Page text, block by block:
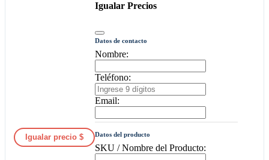
Igualar precio $
Igualar Precios
Datos de contacto
Nombre:
Teléfono:
Email:
Datos del producto
SKU / Nombre del Producto: